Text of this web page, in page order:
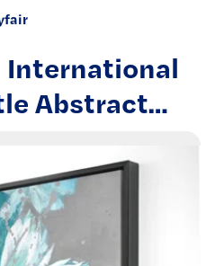
International
Abstract